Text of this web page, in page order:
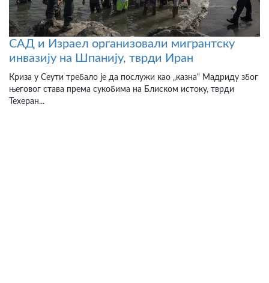
САД и Израел организовали мигрантску
инвазију на Шпанију, тврди Иран
Криза у Сеути требало је да послужи као „казна“ Мадриду због
његовог става према сукобима на Блиском истоку, тврди
Техеран...